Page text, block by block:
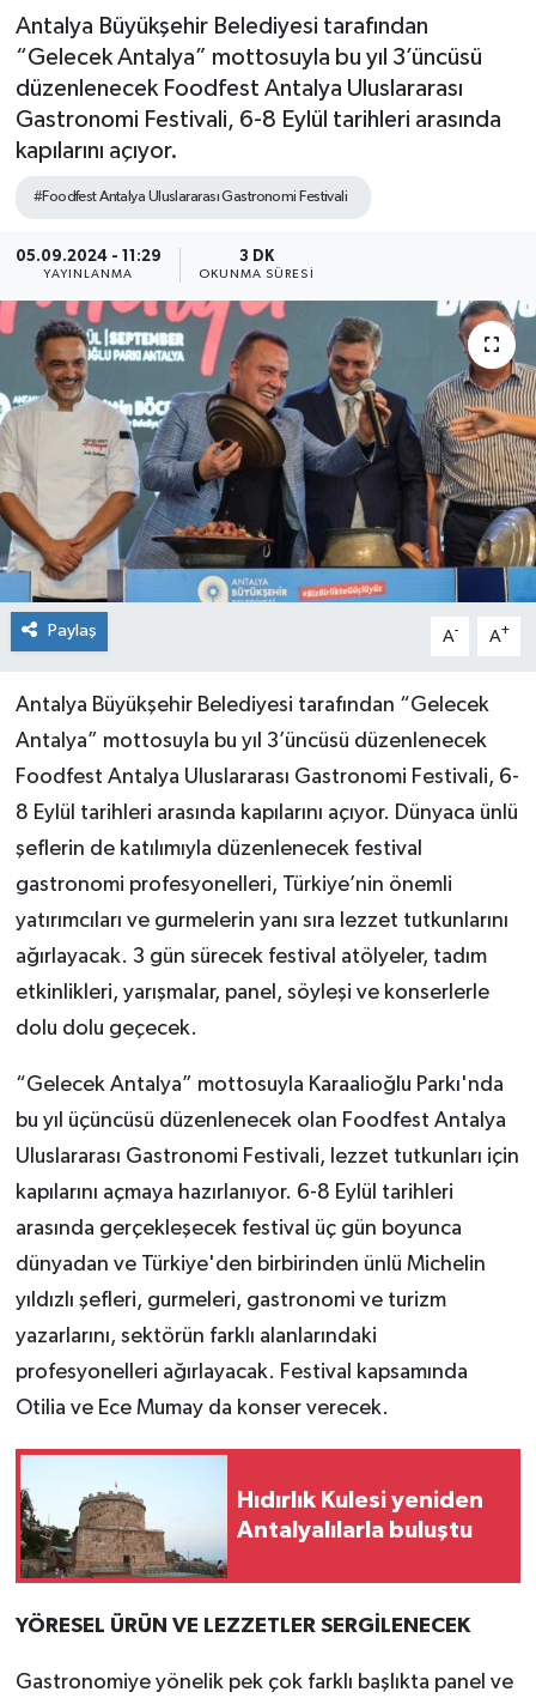
Antalya Büyükşehir Belediyesi tarafından
“Gelecek Antalya” mottosuyla bu yıl 3’üncüsü
düzenlenecek Foodfest Antalya Uluslararası
Gastronomi Festivali, 6-8 Eylül tarihleri arasında
kapılarını açıyor.
#Foodfest Antalya Uluslararası Gastronomi Festivali
05.09.2024 - 11:29
YAYINLANMA
3 DK
OKUNMA SÜRESI
Paylaş A- A+
Antalya Büyükşehir Belediyesi tarafından “Gelecek
Antalya” mottosuyla bu yıl 3’üncüsü düzenlenecek
Foodfest Antalya Uluslararası Gastronomi Festivali, 6-
8 Eylül tarihleri arasında kapılarını açıyor. Dünyaca ünlü
şeflerin de katılımıyla düzenlenecek festival
gastronomi profesyonelleri, Türkiye’nin önemli
yatırımcıları ve gurmelerin yanı sıra lezzet tutkunlarını
ağırlayacak. 3 gün sürecek festival atölyeler, tadım
etkinlikleri, yarışmalar, panel, söyleşi ve konserlerle
dolu dolu geçecek.
“Gelecek Antalya” mottosuyla Karaalioğlu Parkı'nda
bu yıl üçüncüsü düzenlenecek olan Foodfest Antalya
Uluslararası Gastronomi Festivali, lezzet tutkunları için
kapılarını açmaya hazırlanıyor. 6-8 Eylül tarihleri
arasında gerçekleşecek festival üç gün boyunca
dünyadan ve Türkiye'den birbirinden ünlü Michelin
yıldızlı şefleri, gurmeleri, gastronomi ve turizm
yazarlarını, sektörün farklı alanlarındaki
profesyonelleri ağırlayacak. Festival kapsamında
Otilia ve Ece Mumay da konser verecek.
Hıdırlık Kulesi yeniden
Antalyalılarla buluştu
YÖRESEL ÜRÜN VE LEZZETLER SERGİLENECEK
Gastronomiye yönelik pek çok farklı başlıkta panel ve